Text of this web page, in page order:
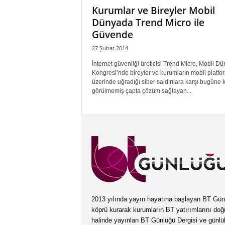
Kurumlar ve Bireyler Mobil
Dünyada Trend Micro ile
Güvende
27 Şubat 2014
İnternet güvenliği üreticisi Trend Micro, Mobil
Kongresi’nde bireyler ve kurumların mobil
üzerinde uğradığı siber saldırılara karşı bugüne
görülmemiş çapta çözüm sağlayan...
2013 yılında yayın hayatına başlayan BT
köprü kurarak kurumların BT yatırımlarını
halinde yayınlan BT Günlüğü Dergisi ve